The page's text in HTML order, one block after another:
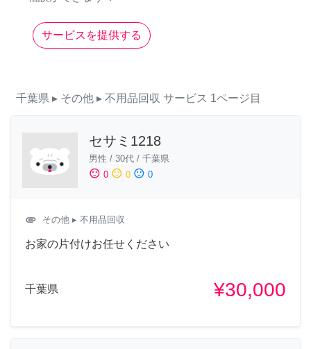
サービスを提供する
千葉県 ▸ その他 ▸ 不用品回収 サービス 1ページ目
セサミ1218
男性 / 30代 / 千葉県
sentiment_satisfied 0 sentiment_neutral 0 sentiment_dissatisfied 0
attachment その他 ▸ 不用品回収
お家の片付けお任せください
千葉県 ¥30,000